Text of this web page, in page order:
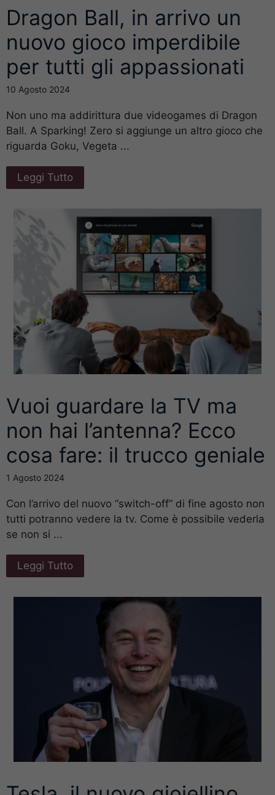
Dragon Ball, in arrivo un
nuovo gioco imperdibile
per tutti gli appassionati
10 Agosto 2024
Non uno ma addirittura due videogames di Dragon
Ball. A Sparking! Zero si aggiunge un altro gioco che
riguarda Goku, Vegeta ...
Leggi Tutto
Vuoi guardare la TV ma
non hai l’antenna? Ecco
cosa fare: il trucco geniale
1 Agosto 2024
Con l’arrivo del nuovo “switch-off” di fine agosto non
tutti potranno vedere la tv. Come è possibile vederla
se non si ...
Leggi Tutto